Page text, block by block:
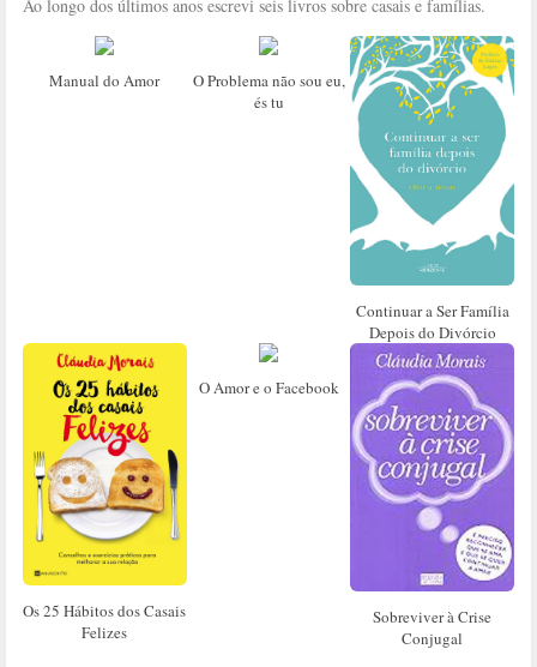
Ao longo dos últimos anos escrevi seis livros sobre casais e famílias.
Manual do Amor
O Problema não sou eu,
és tu
Continuar a Ser Família
Depois do Divórcio
Os 25 Hábitos dos Casais
Felizes
O Amor e o Facebook
Sobreviver à Crise
Conjugal